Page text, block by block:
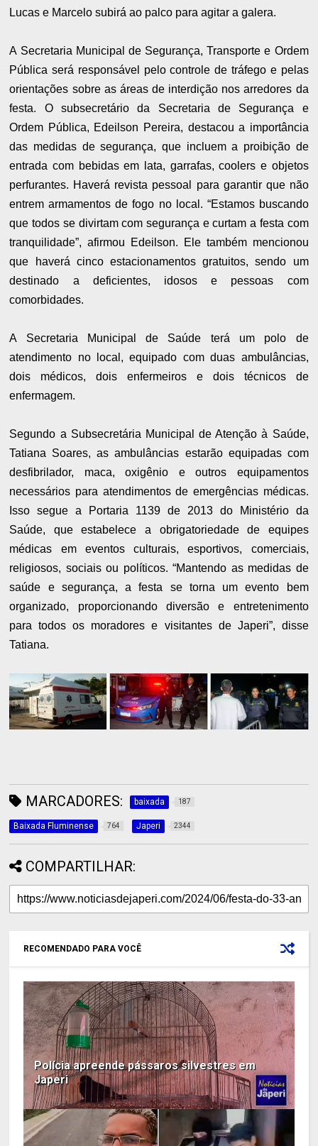
Lucas e Marcelo subirá ao palco para agitar a galera.
A Secretaria Municipal de Segurança, Transporte e Ordem
Pública será responsável pelo controle de tráfego e pelas
orientações sobre as áreas de interdição nos arredores da
festa. O subsecretário da Secretaria de Segurança e
Ordem Pública, Edeilson Pereira, destacou a importância
das medidas de segurança, que incluem a proibição de
entrada com bebidas em lata, garrafas, coolers e objetos
perfurantes. Haverá revista pessoal para garantir que não
entrem armamentos de fogo no local. “Estamos buscando
que todos se divirtam com segurança e curtam a festa com
tranquilidade”, afirmou Edeilson. Ele também mencionou
que haverá cinco estacionamentos gratuitos, sendo um
destinado a deficientes, idosos e pessoas com
comorbidades.
A Secretaria Municipal de Saúde terá um polo de
atendimento no local, equipado com duas ambulâncias,
dois médicos, dois enfermeiros e dois técnicos de
enfermagem.
Segundo a Subsecretária Municipal de Atenção à Saúde,
Tatiana Soares, as ambulâncias estarão equipadas com
desfibrilador, maca, oxigênio e outros equipamentos
necessários para atendimentos de emergências médicas.
Isso segue a Portaria 1139 de 2013 do Ministério da
Saúde, que estabelece a obrigatoriedade de equipes
médicas em eventos culturais, esportivos, comerciais,
religiosos, sociais ou políticos. “Mantendo as medidas de
saúde e segurança, a festa se torna um evento bem
organizado, proporcionando diversão e entretenimento
para todos os moradores e visitantes de Japeri”, disse
Tatiana.
MARCADORES: baixada 187
Baixada Fluminense 764 Japeri 2344
COMPARTILHAR:
RECOMENDADO PARA VOCÊ
Polícia apreende pássaros silvestres em
Japeri